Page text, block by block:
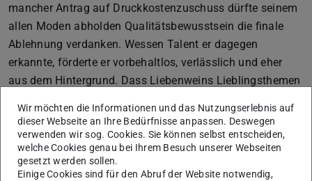
mancher Antrag auf Druckkostenzuschuss dürfte seinem
allen Moden abholden Qualitätsbewusstsein die finale
Ablehnung verdanken. Wessen Talent er dagegen
erkannte, förderte er vorbehaltlos, verlässlich und eher
aus dem Hintergrund. Dass Liebenweins Lieblingsthemen
Darmstadts sehr geschätzt waren, veranlasste ihn einmal
zu der (für ihn typischen) Feststellung: „Heute war ich
wieder der jüngste in meiner Vorlesung!“ Die
Umbenennung der vormaligen TH in TU Darmstadt im
Wir möchten die Informationen und das Nutzungserlebnis auf
dieser Webseite an Ihre Bedürfnisse anpassen. Deswegen
verwenden wir sog. Cookies. Sie können selbst entscheiden,
welche Cookies genau bei Ihrem Besuch unserer Webseiten
gesetzt werden sollen.
Einige Cookies sind für den Abruf der Website notwendig,